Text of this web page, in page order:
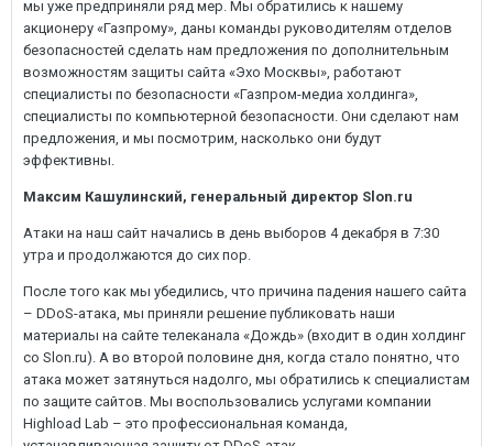
мы уже предприняли ряд мер. Мы обратились к нашему
акционеру «Газпрому», даны команды руководителям отделов
безопасностей сделать нам предложения по дополнительным
возможностям защиты сайта «Эхо Москвы», работают
специалисты по безопасности «Газпром-медиа холдинга»,
специалисты по компьютерной безопасности. Они сделают нам
предложения, и мы посмотрим, насколько они будут
эффективны.
Максим Кашулинский, генеральный директор Slon.ru
Атаки на наш сайт начались в день выборов 4 декабря в 7:30
утра и продолжаются до сих пор.
После того как мы убедились, что причина падения нашего сайта
– DDoS-атака, мы приняли решение публиковать наши
материалы на сайте телеканала «Дождь» (входит в один холдинг
со Slon.ru). А во второй половине дня, когда стало понятно, что
атака может затянуться надолго, мы обратились к специалистам
по защите сайтов. Мы воспользовались услугами компании
Highload Lab – это профессиональная команда,